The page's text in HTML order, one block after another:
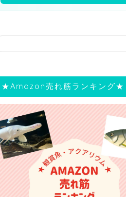
★Amazon売れ筋ランキング★